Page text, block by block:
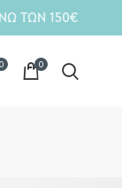
ΤΩΝ 150€
0 0